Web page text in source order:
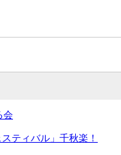
会
ティバル」千秋楽！